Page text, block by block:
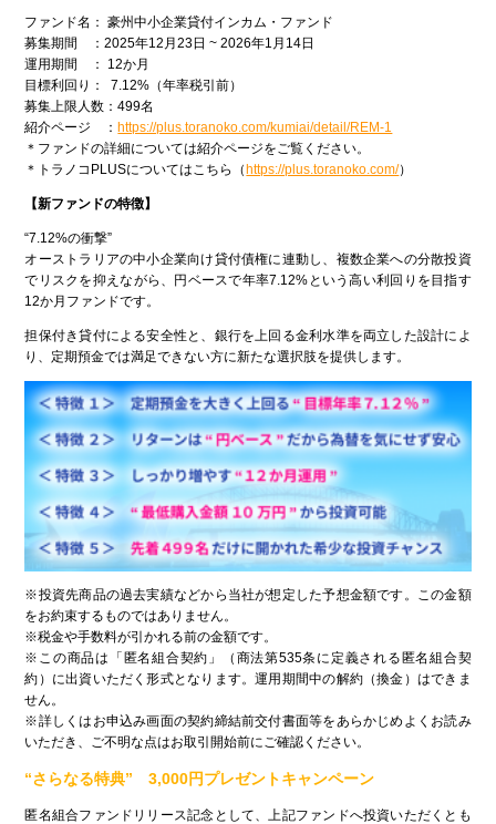
ファンド名： 豪州中小企業貸付インカム・ファンド
募集期間 ：2025年12月23日 ~ 2026年1月14日
運用期間 ： 12か月
目標利回り： 7.12%（年率税引前）
募集上限人数：499名
紹介ページ ：https://plus.toranoko.com/kumiai/detail/REM-1
＊ファンドの詳細については紹介ページをご覧ください。
＊トラノコPLUSについてはこちら（https://plus.toranoko.com/）
【新ファンドの特徴】
“7.12%の衝撃”
オーストラリアの中小企業向け貸付債権に連動し、複数企業への分散投資
でリスクを抑えながら、円ベースで年率7.12%という高い利回りを目指す
12か月ファンドです。
担保付き貸付による安全性と、銀行を上回る金利水準を両立した設計によ
り、定期預金では満足できない方に新たな選択肢を提供します。
※投資先商品の過去実績などから当社が想定した予想金額です。この金額
をお約束するものではありません。
※税金や手数料が引かれる前の金額です。
※この商品は「匿名組合契約」（商法第535条に定義される匿名組合契
約）に出資いただく形式となります。運用期間中の解約（換金）はできま
せん。
※詳しくはお申込み画面の契約締結前交付書面等をあらかじめよくお読み
いただき、ご不明な点はお取引開始前にご確認ください。
“さらなる特典” 3,000円プレゼントキャンペーン
匿名組合ファンドリリース記念として、上記ファンドへ投資いただくとも